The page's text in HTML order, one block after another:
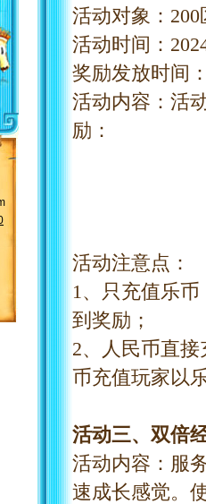
活动对象：
活动时间：
奖励发放时间
活动内容：活
励：
活动注意点：
1、只充值乐
到奖励；
2、人民币直
币充值玩家以
活动三、双倍
活动内容：服
速成长感觉。